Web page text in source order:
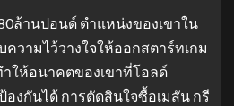
ล้านปอนด์ ตำแหน่งของเขาใน
วามไว้วางใจให้ออกสตาร์ทเกม
ให้อนาคตของเขาที่โอลด์
งกันได้ การตัดสินใจซื้อเมสัน กรี